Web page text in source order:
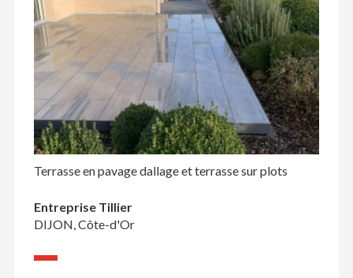
Terrasse en pavage dallage et terrasse sur plots
Entreprise Tillier
DIJON, Côte-d'Or